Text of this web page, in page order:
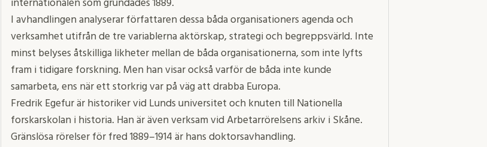
internationalen som grundades 1889.
I avhandlingen analyserar författaren dessa båda organisationers agenda och
verksamhet utifrån de tre variablerna aktörskap, strategi och begreppsvärld. Inte
minst belyses åtskilliga likheter mellan de båda organisationerna, som inte lyfts
fram i tidigare forskning. Men han visar också varför de båda inte kunde
samarbeta, ens när ett storkrig var på väg att drabba Europa.
Fredrik Egefur är historiker vid Lunds universitet och knuten till Nationella
forskarskolan i historia. Han är även verksam vid Arbetarrörelsens arkiv i Skåne.
Gränslösa rörelser för fred 1889–1914 är hans doktorsavhandling.